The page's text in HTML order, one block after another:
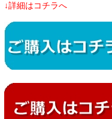
↓詳細はコチラへ